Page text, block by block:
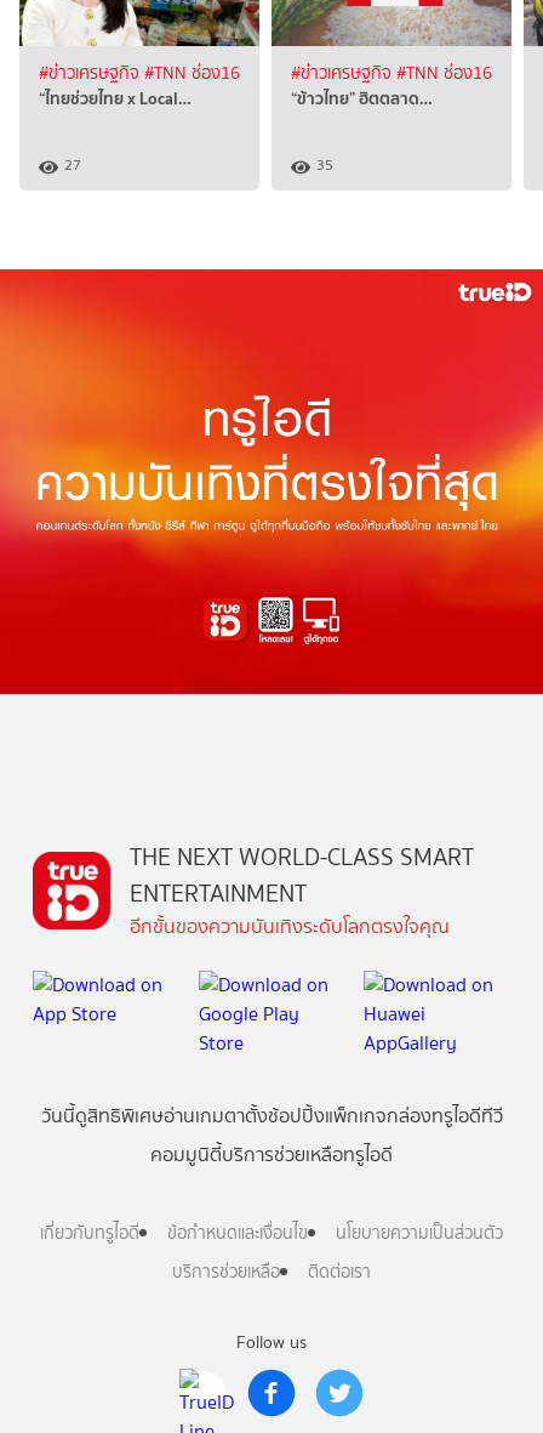
#ข่าวเศรษฐกิจ #TNN ช่อง16
“ไทยช่วยไทย x Local…
27
#ข่าวเศรษฐกิจ #TNN ช่อง16
“ข้าวไทย” ฮิตตลาด…
35
Follow us
THE NEXT WORLD-CLASS SMART
ENTERTAINMENT
อีกขั้นของความบันเทิงระดับโลกตรงใจคุณ
วันนี้ดูสิทธิพิเศษอ่านเกมตาตั้งช้อปปิ้งแพ็กเกจกล่องทรูไอดีทีวี
คอมมูนิตี้บริการช่วยเหลือทรูไอดี
เกี่ยวกับทรูไอดี ข้อกำหนดและเงื่อนไข
นโยบายความเป็นส่วนตัว
บริการช่วยเหลือ
ติดต่อเรา